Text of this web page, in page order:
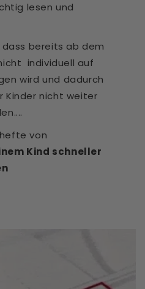
lesen und
bereits ab dem
individuell auf
wird und dadurch
Kinder nicht weiter
von
Kind schneller